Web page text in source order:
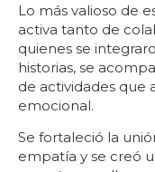
Lo más valioso de
activa tanto de
quienes se
historias, se
de actividades que
emocional.
Se fortaleció la
empatía y se creó